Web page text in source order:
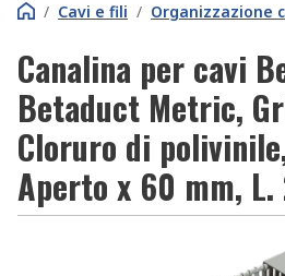
/ Cavi e fili / Organizzazione
Canalina per cavi
Betaduct Metric,
Cloruro di
Aperto x 60 mm, L.